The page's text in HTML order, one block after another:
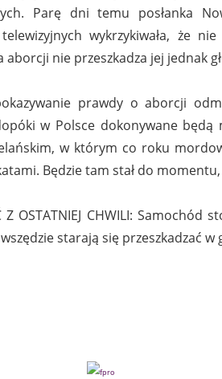
Parę dni temu posłanka
wykrzykiwała, że
nie przeszkadza jej jednak
prawdy o aborcji
w Polsce dokonywane
w którym co roku
Będzie tam stał do
Z OSTATNIEJ CHWILI:
starają się przeszkadzać w